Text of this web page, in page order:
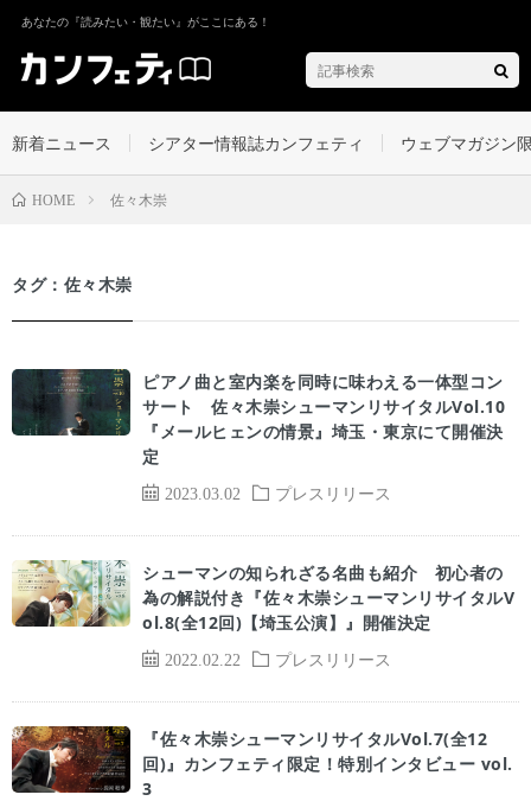
あなたの『読みたい・観たい』がここにある！
新着ニュース シアター情報誌カンフェティ ウェブマガジン
HOME 佐々木崇
タグ：佐々木崇
2023.03.02 プレスリリース
ピアノ曲と室内楽を同時に味わえる一体型コン
サート 佐々木崇シューマンリサイタルVol.10
『メールヒェンの情景』埼玉・東京にて開催決
定
2022.02.22 プレスリリース
シューマンの知られざる名曲も紹介 初心者の
為の解説付き『佐々木崇シューマンリサイタルV
ol.8(全12回)【埼玉公演】』開催決定
『佐々木崇シューマンリサイタルVol.7(全12
回)』カンフェティ限定！特別インタビュー vol.
3